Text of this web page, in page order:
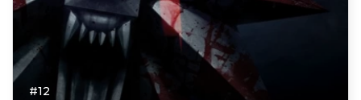
#12